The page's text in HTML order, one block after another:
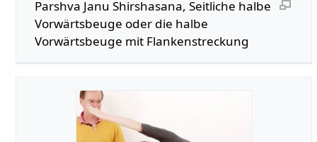
Parshva Janu Shirshasana, Seitliche halbe
Vorwärtsbeuge oder die halbe
Vorwärtsbeuge mit Flankenstreckung